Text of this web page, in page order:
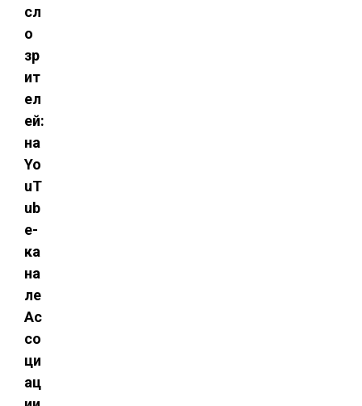
сл
о
зр
ит
ел
ей:
на
Yo
uT
ub
e-
ка
на
ле
Ас
со
ци
ац